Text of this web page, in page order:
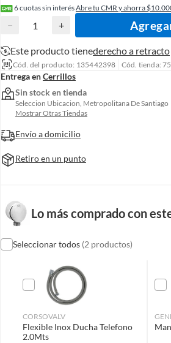
6cuotas sin interésAbre tu CMR y ahorra
− +
Este producto tienederecho a retracto
Cód. del producto: 135442398 Cód. tienda:
Entrega enCerrillos
Sin stock en tienda
Seleccion Ubicacion, Metropolitana De Santiago
Mostrar Otras Tiendas
Envío a domicilio
Retiro en un punto
Lo más comprado con
Seleccionar todos (2 productos)
CORSOVALV
Flexible Inox Ducha Telefono
2.0Mts